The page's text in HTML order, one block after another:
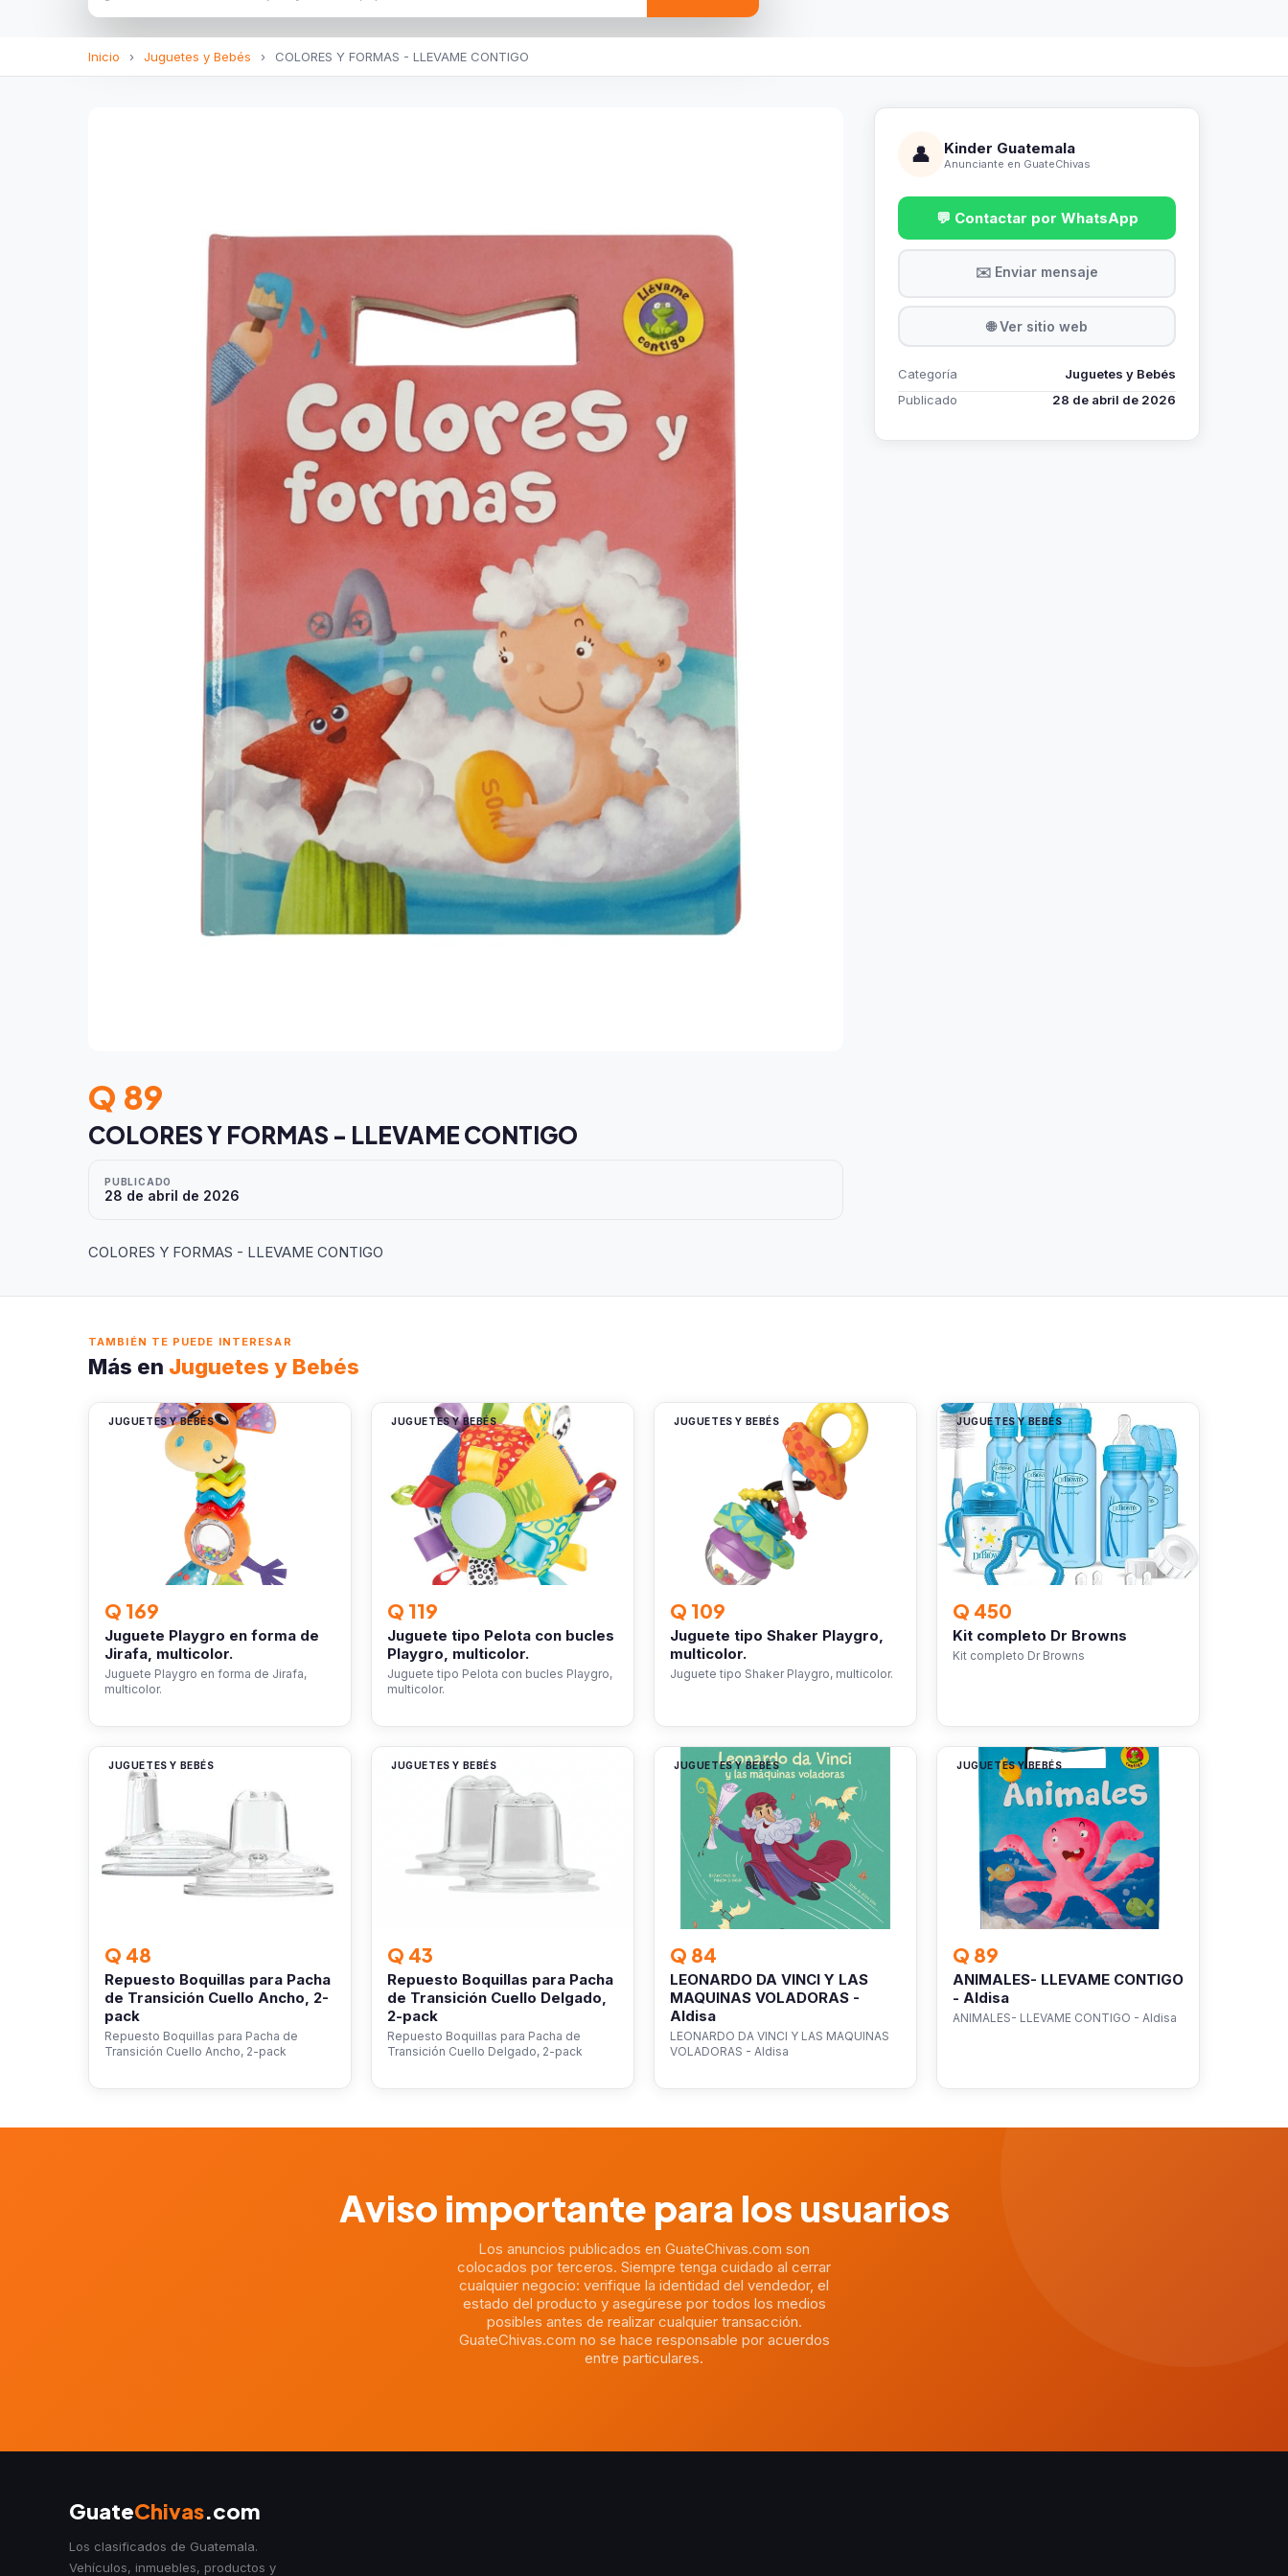
Inicio › Juguetes y Bebés › COLORES Y FORMAS - LLEVAME CONTIGO
Q 89
COLORES Y FORMAS - LLEVAME CONTIGO
PUBLICADO
28 de abril de 2026
COLORES Y FORMAS - LLEVAME CONTIGO
👤 Kinder Guatemala
Anunciante en GuateChivas
💬 Contactar por WhatsApp
✉️ Enviar mensaje
🌐 Ver sitio web
Categoría
Juguetes y Bebés
Publicado
28 de abril de 2026
TAMBIÉN TE PUEDE INTERESAR
Más en Juguetes y Bebés
JUGUETES Y BEBÉS
Q 169
Juguete Playgro en forma de
Jirafa, multicolor.
Juguete Playgro en forma de Jirafa,
multicolor.
JUGUETES Y BEBÉS
Q 119
Juguete tipo Pelota con bucles
Playgro, multicolor.
Juguete tipo Pelota con bucles Playgro,
multicolor.
JUGUETES Y BEBÉS
Q 109
Juguete tipo Shaker Playgro,
multicolor.
Juguete tipo Shaker Playgro, multicolor.
JUGUETES Y BEBÉS
Q 450
Kit completo Dr Browns
Kit completo Dr Browns
JUGUETES Y BEBÉS
Q 48
Repuesto Boquillas para Pacha
de Transición Cuello Ancho, 2-
pack
Repuesto Boquillas para Pacha de
Transición Cuello Ancho, 2-pack
JUGUETES Y BEBÉS
Q 43
Repuesto Boquillas para Pacha
de Transición Cuello Delgado,
2-pack
Repuesto Boquillas para Pacha de
Transición Cuello Delgado, 2-pack
JUGUETES Y BEBÉS
Q 84
LEONARDO DA VINCI Y LAS
MAQUINAS VOLADORAS -
Aldisa
LEONARDO DA VINCI Y LAS MAQUINAS
VOLADORAS - Aldisa
JUGUETES Y BEBÉS
Q 89
ANIMALES- LLEVAME CONTIGO
- Aldisa
ANIMALES- LLEVAME CONTIGO - Aldisa
Aviso importante para los usuarios
Los anuncios publicados en GuateChivas.com son
colocados por terceros. Siempre tenga cuidado al cerrar
cualquier negocio: verifique la identidad del vendedor, el
estado del producto y asegúrese por todos los medios
posibles antes de realizar cualquier transacción.
GuateChivas.com no se hace responsable por acuerdos
entre particulares.
GuateChivas.com
Los clasificados de Guatemala.
Vehículos, inmuebles, productos y